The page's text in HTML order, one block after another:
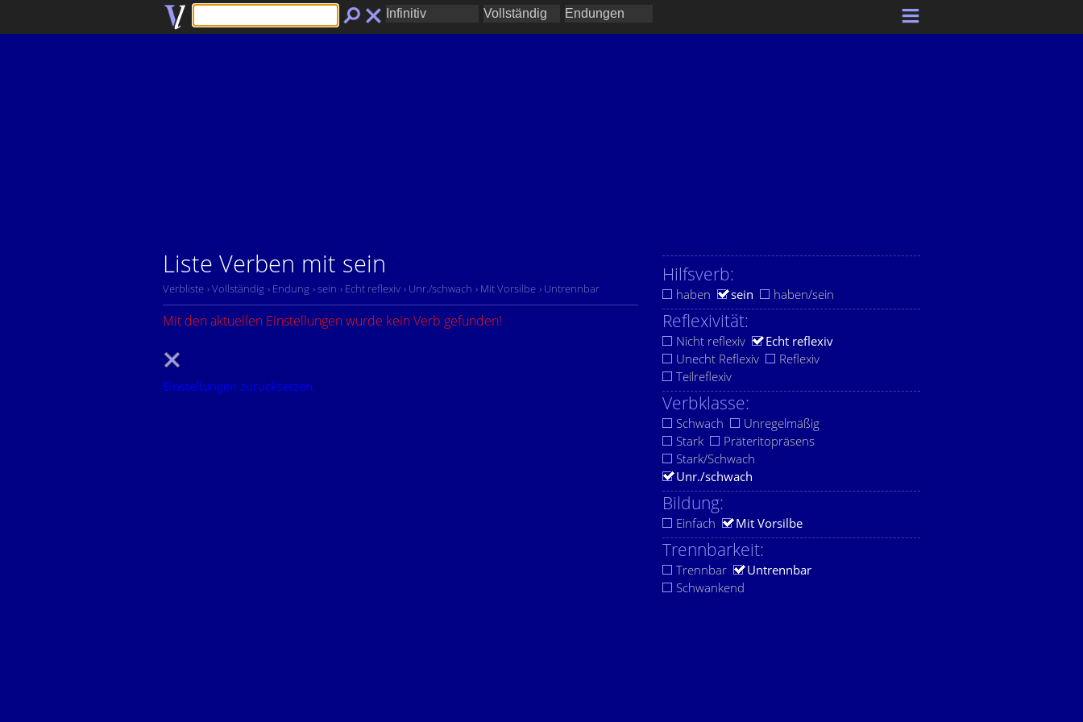
Liste Verben mit sein
Verbliste › Vollständig › Endung › sein › Echt reflexiv › Unr./schwach › Mit Vorsilbe › Untrennbar
Mit den aktuellen Einstellungen wurde kein Verb gefunden!
Einstellungen zurücksetzen.
Hilfsverb:
haben sein haben/sein
Reflexivität:
Nicht reflexiv
Echt reflexiv
Unecht Reflexiv
Reflexiv
Teilreflexiv
Verbklasse:
Schwach
Unregelmäßig
Stark
Präteritopräsens
Stark/Schwach
Unr./schwach
Bildung:
Einfach Mit Vorsilbe
Trennbarkeit:
Trennbar
Untrennbar
Schwankend